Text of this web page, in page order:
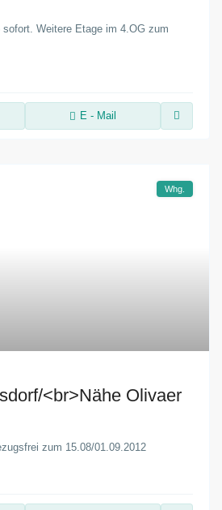
Weitere Etage im 4.OG zum
E - Mail
Whg.
<br>Nähe Olivaer
zum 15.08/01.09.2012